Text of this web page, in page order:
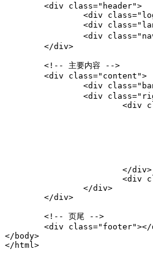
<div class=" header">
<div class="
<div class="
<div class="
</div>
<!-- 主要内容 -->
<div class=" content ">
<div class="
<div class="
<div
</div>
<div
</div>
</div>
<!-- 页尾 -->
<div class=" footer"></
</ body>
</ html>